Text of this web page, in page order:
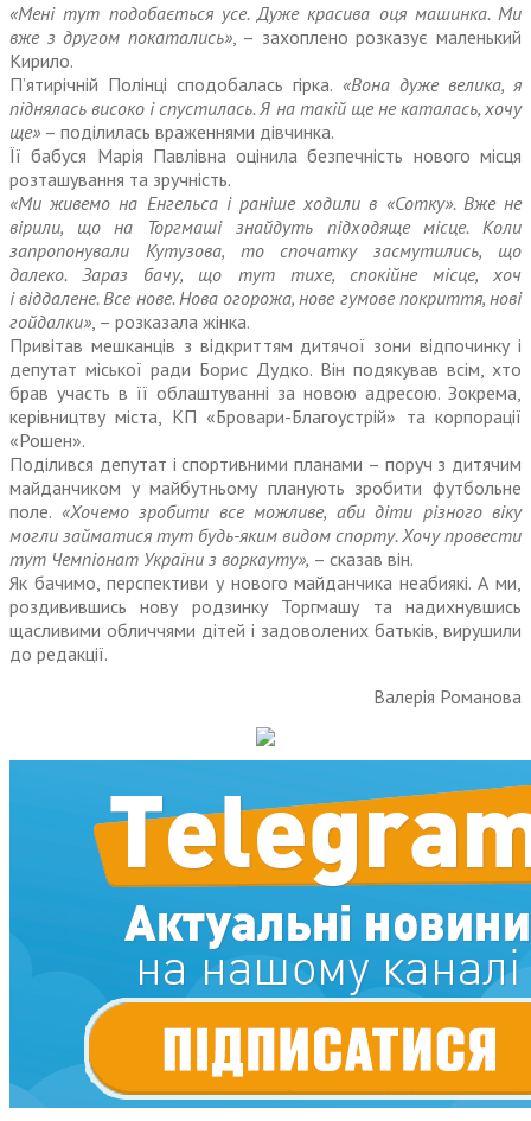
«Мені тут подобається усе. Дуже красива оця машинка. Ми
вже з другом покатались», – захоплено розказує маленький
Кирило.
П’ятирічній Полінці сподобалась гірка. «Вона дуже велика, я
піднялась високо і спустилась. Я на такій ще не каталась, хочу
ще» – поділилась враженнями дівчинка.
Її бабуся Марія Павлівна оцінила безпечність нового місця
розташування та зручність.
«Ми живемо на Енгельса і раніше ходили в «Сотку». Вже не
вірили, що на Торгмаші знайдуть підходяще місце. Коли
запропонували Кутузова, то спочатку засмутились, що
далеко. Зараз бачу, що тут тихе, спокійне місце, хоч
і віддалене. Все нове. Нова огорожа, нове гумове покриття, нові
гойдалки», – розказала жінка.
Привітав мешканців з відкриттям дитячої зони відпочинку і
депутат міської ради Борис Дудко. Він подякував всім, хто
брав участь в її облаштуванні за новою адресою. Зокрема,
керівництву міста, КП «Бровари-Благоустрій» та корпорації
«Рошен».
Поділився депутат і спортивними планами – поруч з дитячим
майданчиком у майбутньому планують зробити футбольне
поле. «Хочемо зробити все можливе, аби діти різного віку
могли займатися тут будь-яким видом спорту. Хочу провести
тут Чемпіонат України з воркауту», – сказав він.
Як бачимо, перспективи у нового майданчика неабиякі. А ми,
роздивившись нову родзинку Торгмашу та надихнувшись
щасливими обличчями дітей і задоволених батьків, вирушили
до редакції.
Валерія Романова